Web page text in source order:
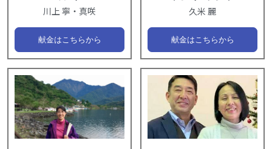
川上 寧・真咲
献金はこちらから
久米 麗
献金はこちらから